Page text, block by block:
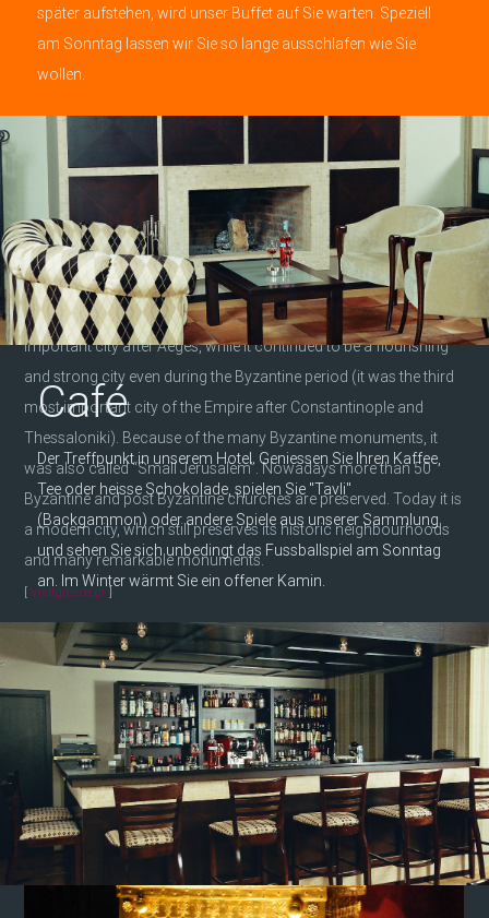
später aufstehen, wird unser Buffet auf Sie warten. Speziell
am Sonntag lassen wir Sie so lange ausschlafen wie Sie
wollen.
Café
Der Treffpunkt in unserem Hotel. Geniessen Sie Ihren Kaffee,
Tee oder heisse Schokolade, spielen Sie "Tavli"
(Backgammon) oder andere Spiele aus unserer Sammlung
und sehen Sie sich unbedingt das Fussballspiel am Sonntag
an. Im Winter wärmt Sie ein offener Kamin.
Veria
Built on the foot of Vermio and crossed by Tripotamo river, Veria
was the second most important city during the years of
development of ancient Macedonians. It was the second most
important city after Aeges, while it continued to be a flourishing
and strong city even during the Byzantine period (it was the third
most important city of the Empire after Constantinople and
Thessaloniki). Because of the many Byzantine monuments, it
was also called “Small Jerusalem”. Nowadays more than 50
Byzantine and post Byzantine churches are preserved. Today it is
a modern city, which still preserves its historic neighbourhoods
and many remarkable monuments.
[Visitgreece.gr ]